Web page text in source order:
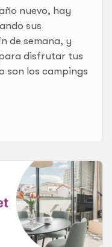
nuevo, hay
sus
de semana, y
disfrutar tus
son los campings